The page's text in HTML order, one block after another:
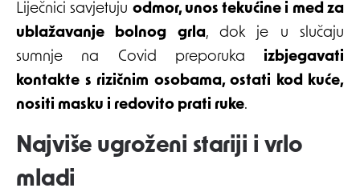
Liječnici savjetuju odmor, unos tekućine i med za
ublažavanje bolnog grla, dok je u slučaju
sumnje na Covid preporuka izbjegavati
kontakte s rizičnim osobama, ostati kod kuće,
nositi masku i redovito prati ruke.
Najviše ugroženi stariji i vrlo
mladi